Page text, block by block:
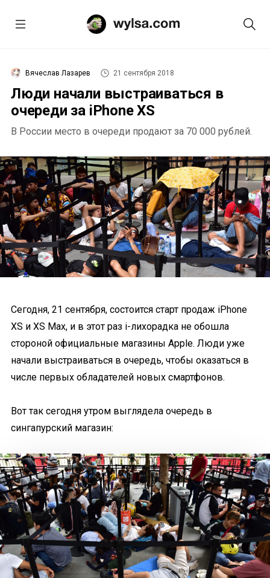
Вячеслав Лазарев 21 сентября 2018
Люди начали выстраиваться в
очереди за iPhone XS
В России место в очереди продают за 70 000 рублей.
Сегодня, 21 сентября, состоится старт продаж iPhone
XS и XS Max, и в этот раз i-лихорадка не обошла
стороной официальные магазины Apple. Люди уже
начали выстраиваться в очередь, чтобы оказаться в
числе первых обладателей новых смартфонов.
Вот так сегодня утром выглядела очередь в
сингапурский магазин: